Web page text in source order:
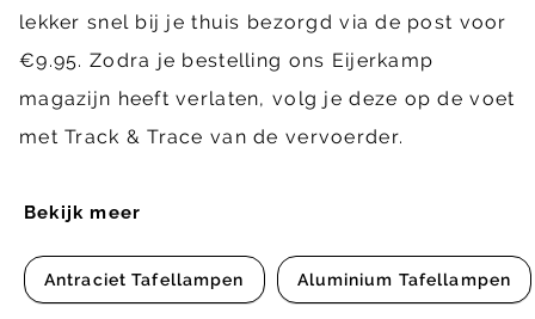
Bekijk meer
Antraciet Tafellampen Aluminium Tafellampen
lekker snel bij je thuis bezorgd via de post voor
€9.95. Zodra je bestelling ons Eijerkamp
magazijn heeft verlaten, volg je deze op de voet
met Track & Trace van de vervoerder.